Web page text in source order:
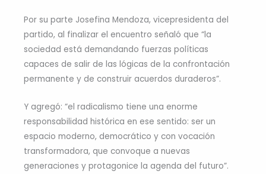
Por su parte Josefina Mendoza, vicepresidenta del
partido, al finalizar el encuentro señaló que “la
sociedad está demandando fuerzas políticas
capaces de salir de las lógicas de la confrontación
permanente y de construir acuerdos duraderos”.
Y agregó: “el radicalismo tiene una enorme
responsabilidad histórica en ese sentido: ser un
espacio moderno, democrático y con vocación
transformadora, que convoque a nuevas
generaciones y protagonice la agenda del futuro”.